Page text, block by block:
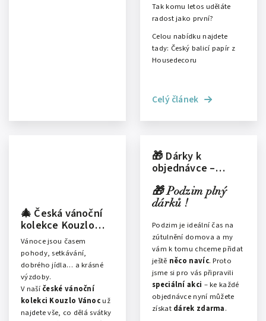
Tak komu letos uděláte
radost jako první?
Celou nabídku najdete
tady: Český balicí papír z
Housedecoru
Celý článek
🎄 Česká vánoční
kolekce Kouzlo
Vánoc – nové
porcelánové
kousky, které
rozzáří váš domov
Vánoce jsou časem
pohody, setkávání,
dobrého jídla… a krásné
výzdoby.
V naší české vánoční
kolekci Kouzlo Vánocuž
najdete vše, co dělá svátky
🎁 Dárky k
objednávce –
domov!
🎁 Podzim plný
dárků !
Podzim je ideální čas na
zútulnění domova a my
vám k tomu chceme přidat
ještě něco navíc. Proto
jsme si pro vás připravili
speciální akci – ke každé
objednávce nyní můžete
získat dárek zdarma.